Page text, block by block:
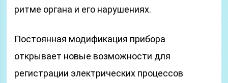
ритме органа и его нарушениях.
Постоянная модификация прибора
открывает новые возможности для
регистрации электрических процессов